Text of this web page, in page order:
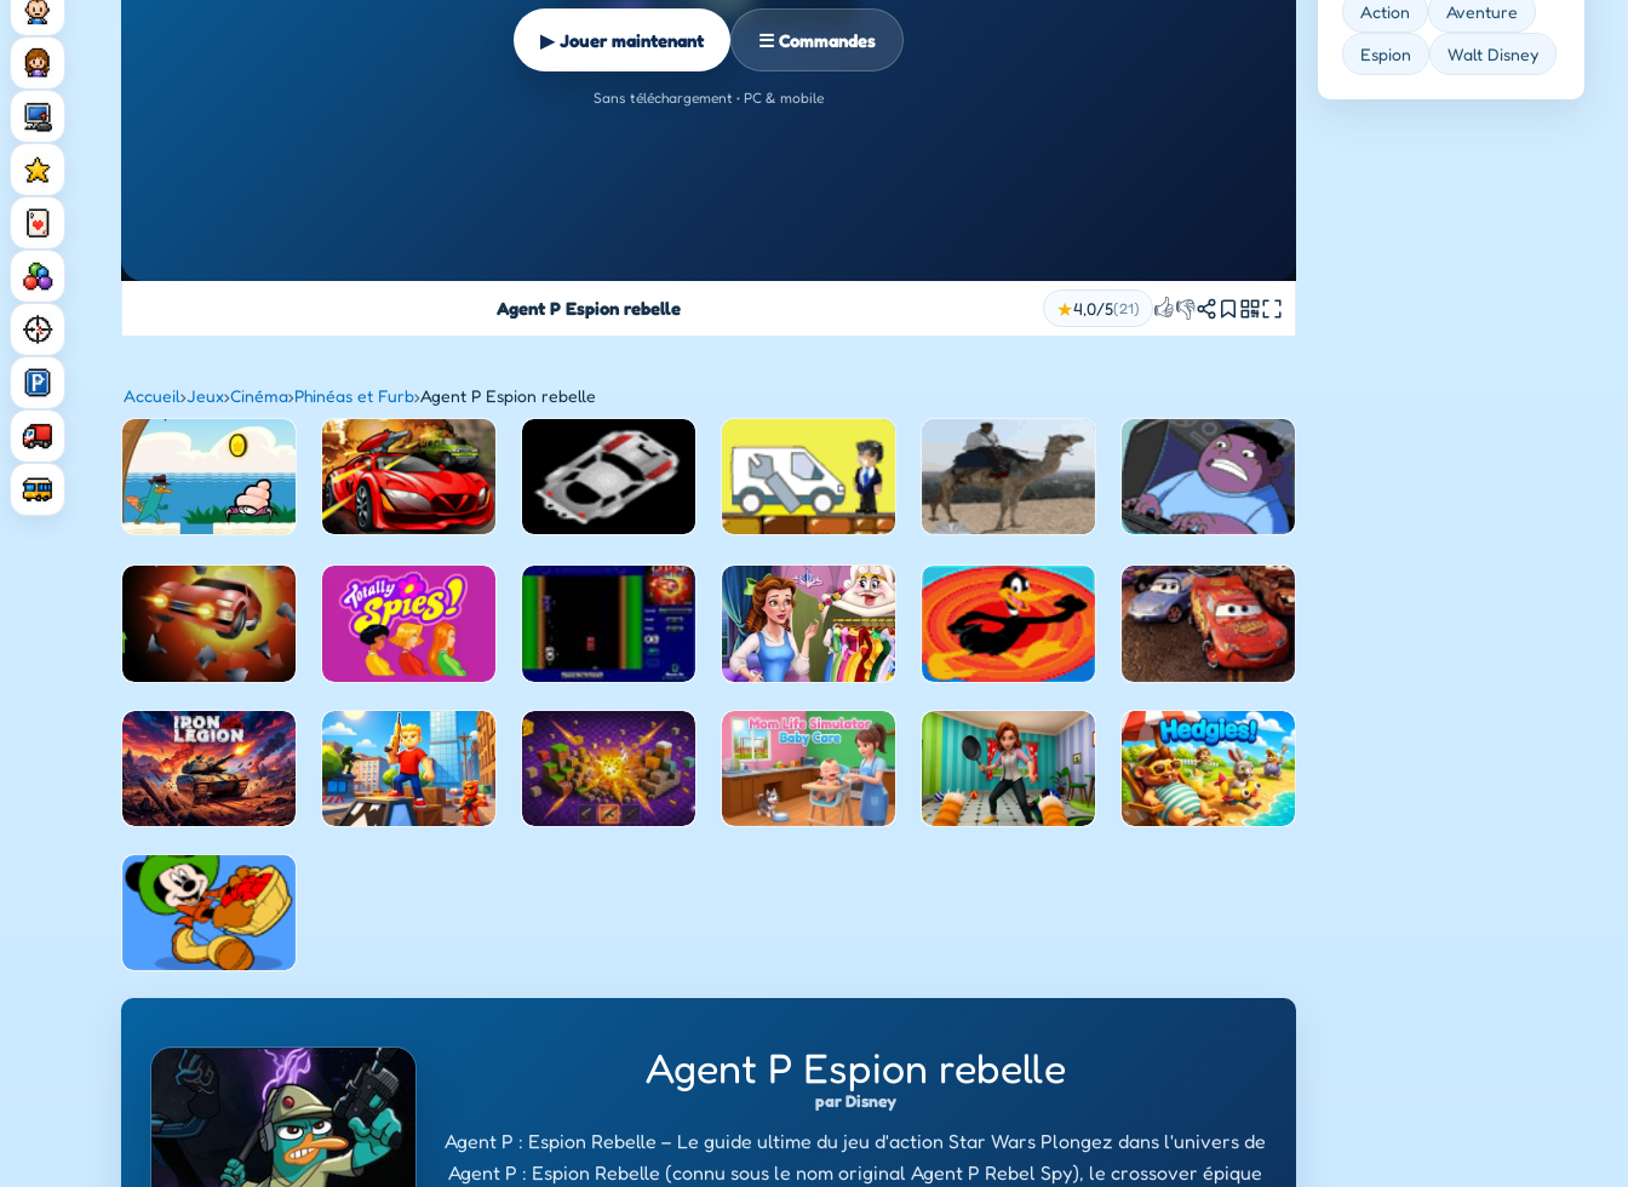
▶ Jouer maintenant ☰ Commandes
Sans téléchargement • PC & mobile
Agent P Espion rebelle ★4,0/5(21) 👍👎
Accueil›Jeux›Cinéma›Phinéas et Furb›Agent P Espion rebelle
Agent P Espion rebelle
par Disney
Agent P : Espion Rebelle – Le guide ultime du jeu d'action Star Wars Plongez dans l'univers de
Agent P : Espion Rebelle (connu sous le nom original Agent P Rebel Spy), le crossover épique
Action Aventure
Espion Walt Disney